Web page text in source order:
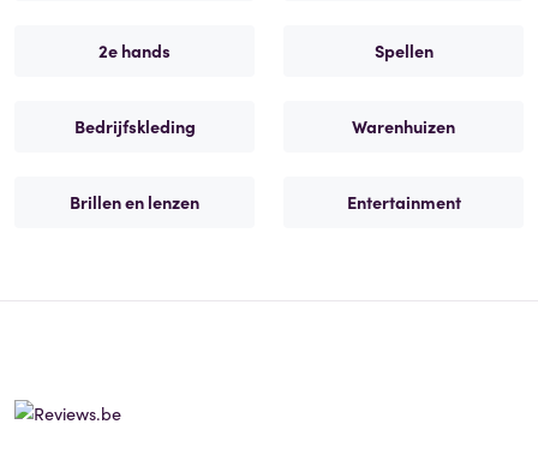
2e hands Spellen
Bedrijfskleding Warenhuizen
Brillen en lenzen Entertainment